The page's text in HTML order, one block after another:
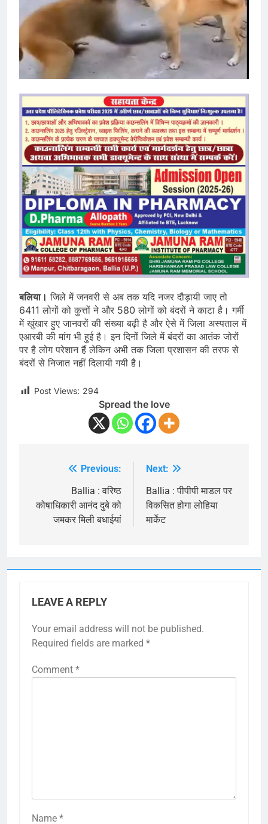
बलिया। जिले में जनवरी से अब तक यदि नजर दौड़ायी जाए तो
6411 लोगों को कुत्तों ने और 580 लोगों को बंदरों ने काटा है। गर्मी
में खुंखार हुए जानवरों की संख्या बढ़ी है और ऐसे में जिला अस्पताल में
एआरबी की मांग भी हुई है। इन दिनों जिले में बंदरों का आतंक जोरों
पर है लोग परेशान हैं लेकिन अभी तक जिला प्रशासन की तरफ से
बंदरों से निजात नहीं दिलायी गयी है।
Post Views: 294
Spread the love
navigation
Previous:
Ballia : वरिष्ठ
कोषाधिकारी आनंद दुबे को
जमकर मिली बधाईयां
Next:
Ballia : पीपीपी माडल पर
विकसित होगा लोहिया
मार्केट
LEAVE A REPLY
Your email address will not be published.
Required fields are marked *
Comment *
Name *